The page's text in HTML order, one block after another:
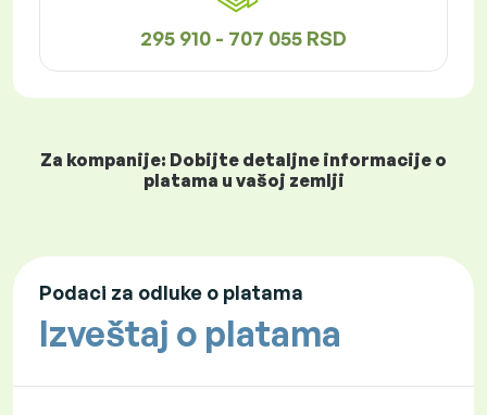
295 910 - 707 055 RSD
Za kompanije: Dobijte detaljne informacije o
platama u vašoj zemlji
Podaci za odluke o platama
Izveštaj o platama